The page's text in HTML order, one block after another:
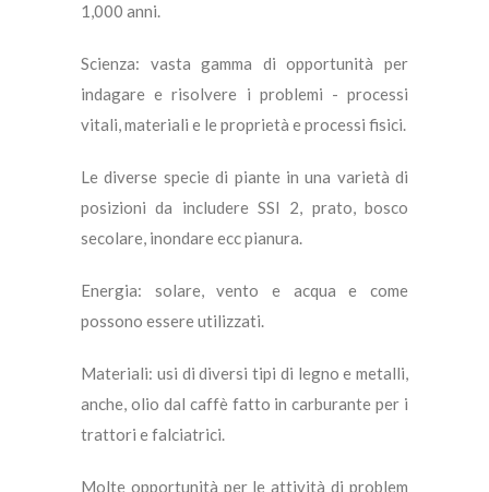
1,000 anni.
Scienza: vasta gamma di opportunità per
indagare e risolvere i problemi - processi
vitali, materiali e le proprietà e processi fisici.
Le diverse specie di piante in una varietà di
posizioni da includere SSI 2, prato, bosco
secolare, inondare ecc pianura.
Energia: solare, vento e acqua e come
possono essere utilizzati.
Materiali: usi di diversi tipi di legno e metalli,
anche, olio dal caffè fatto in carburante per i
trattori e falciatrici.
Molte opportunità per le attività di problem